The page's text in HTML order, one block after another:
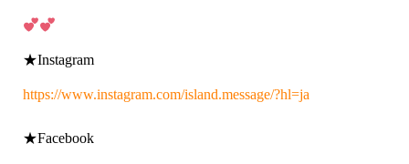
★Instagram
https://www.instagram.com/island.message/?hl=ja
★Facebook